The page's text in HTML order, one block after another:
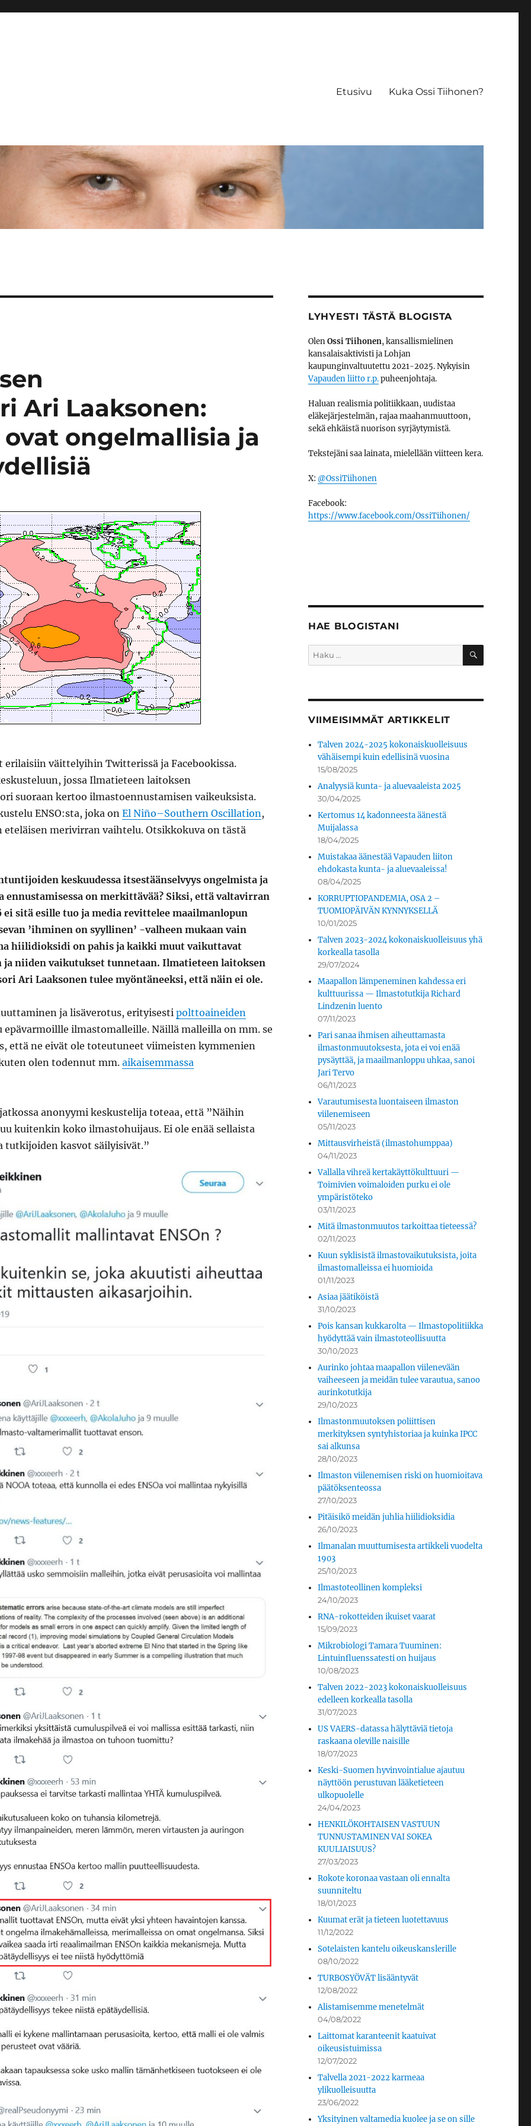
Etusivu Kuka Ossi Tiihonen?
Ari Laaksonen:
ongelmallisia ja
erilaisiin väittelyihin Twitterissä ja Facebookissa.
jossa Ilmatieteen laitoksen
suoraan kertoo ilmastoennustamisen vaikeuksista.
ENSO:sta, joka on El Niño–Southern Oscillation,
eteläisen merivirran vaihtelu. Otsikkokuva on tästä
keskuudessa itsestäänselvyys ongelmista ja
ennustamisessa on merkittävää? Siksi, että valtavirran
sitä esille tuo ja media revittelee maailmanlopun
’ihminen on syyllinen’ -valheen mukaan vain
hiilidioksidi on pahis ja kaikki muut vaikuttavat
niiden vaikutukset tunnetaan. Ilmatieteen laitoksen
Ari Laaksonen tulee myöntäneeksi, että näin ei ole.
ja lisäverotus, erityisestipolttoaineiden
epävarmoillle ilmastomalleille. Näillä malleilla on mm. se
että ne eivät ole toteutuneet viimeisten kymmenien
olen todennut mm. aikaisemmassa
anonyymi keskustelija toteaa, että ”Näihin
kuitenkin koko ilmastohuijaus. Ei ole enää sellaista
tutkijoiden kasvot säilyisivät.”
LYHYESTI TÄSTÄ BLOGISTA
OlenOssi Tiihonen, kansallismielinen
kansalaisaktivisti ja Lohjan
kaupunginvaltuutettu 2021-2025. Nykyisin
Vapauden liitto r.p.puheenjohtaja.
Haluan realismia politiikkaan, uudistaa
eläkejärjestelmän, rajaa maahanmuuttoon,
sekä ehkäistä nuorison syrjäytymistä.
Tekstejäni saa lainata, mielellään viitteen kera.
X: @OssiTiihonen
Facebook:
https://www.facebook.com/OssiTiihonen/
HAE BLOGISTANI
Etsi: HAKU
VIIMEISIMMÄT ARTIKKELIT
Talven 2024-2025 kokonaiskuolleisuus
vähäisempi kuin edellisinä vuosina
15/08/2025
Analyysiä kunta- ja aluevaaleista 2025
30/04/2025
Kertomus 14 kadonneesta äänestä
Muijalassa
18/04/2025
Muistakaa äänestää Vapauden liiton
ehdokasta kunta- ja aluevaaleissa!
08/04/2025
KORRUPTIOPANDEMIA, OSA 2 –
TUOMIOPÄIVÄN KYNNYKSELLÄ
10/01/2025
Talven 2023-2024 kokonaiskuolleisuus yhä
korkealla tasolla
29/07/2024
Maapallon lämpeneminen kahdessa eri
kulttuurissa — Ilmastotutkija Richard
Lindzenin luento
07/11/2023
Pari sanaa ihmisen aiheuttamasta
ilmastonmuutoksesta, jota ei voi enää
pysäyttää, ja maailmanloppu uhkaa, sanoi
Jari Tervo
06/11/2023
Varautumisesta luontaiseen ilmaston
viilenemiseen
05/11/2023
Mittausvirheistä (ilmastohumppaa)
04/11/2023
Vallalla vihreä kertakäyttökulttuuri —
Toimivien voimaloiden purku ei ole
ympäristöteko
03/11/2023
Mitä ilmastonmuutos tarkoittaa tieteessä?
02/11/2023
Kuun syklisistä ilmastovaikutuksista, joita
ilmastomalleissa ei huomioida
01/11/2023
Asiaa jäätiköistä
31/10/2023
Pois kansan kukkarolta — Ilmastopolitiikka
hyödyttää vain ilmastoteollisuutta
30/10/2023
Aurinko johtaa maapallon viilenevään
vaiheeseen ja meidän tulee varautua, sanoo
aurinkotutkija
29/10/2023
Ilmastonmuutoksen poliittisen
merkityksen syntyhistoriaa ja kuinka IPCC
sai alkunsa
28/10/2023
Ilmaston viilenemisen riski on huomioitava
päätöksenteossa
27/10/2023
Pitäisikö meidän juhlia hiilidioksidia
26/10/2023
Ilmanalan muuttumisesta artikkeli vuodelta
1903
25/10/2023
Ilmastoteollinen kompleksi
24/10/2023
RNA-rokotteiden ikuiset vaarat
15/09/2023
Mikrobiologi Tamara Tuuminen:
Lintuinfluenssatesti on huijaus
10/08/2023
Talven 2022-2023 kokonaiskuolleisuus
edelleen korkealla tasolla
31/07/2023
US VAERS-datassa hälyttäviä tietoja
raskaana oleville naisille
18/07/2023
Keski-Suomen hyvinvointialue ajautuu
näyttöön perustuvan lääketieteen
ulkopuolelle
24/04/2023
HENKILÖKOHTAISEN VASTUUN
TUNNUSTAMINEN VAI SOKEA
KUULIAISUUS?
27/03/2023
Rokote koronaa vastaan oli ennalta
suunniteltu
18/01/2023
Kuumat erät ja tieteen luotettavuus
11/12/2022
Sotelaisten kantelu oikeuskanslerille
08/10/2022
TURBOSYÖVÄT lisääntyvät
12/08/2022
Alistamisemme menetelmät
04/08/2022
Laittomat karanteenit kaatuivat
oikeusistuimissa
12/07/2022
Talvella 2021-2022 karmeaa
ylikuolleisuutta
23/06/2022
Yksityinen valtamedia kuolee ja se on sille